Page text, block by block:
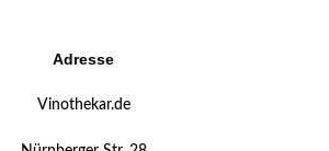
Adresse
Vinothekar.de